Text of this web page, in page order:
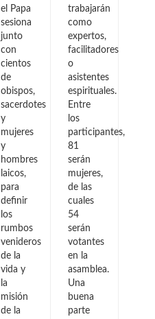
el Papa
sesiona
junto
con
cientos
de
obispos,
sacerdotes
y
mujeres
y
hombres
laicos,
para
definir
los
rumbos
venideros
de la
vida y
la
misión
de la
trabajarán
como
expertos,
facilitadores
o
asistentes
espirituales.
Entre
los
participantes,
81
serán
mujeres,
de las
cuales
54
serán
votantes
en la
asamblea.
Una
buena
parte